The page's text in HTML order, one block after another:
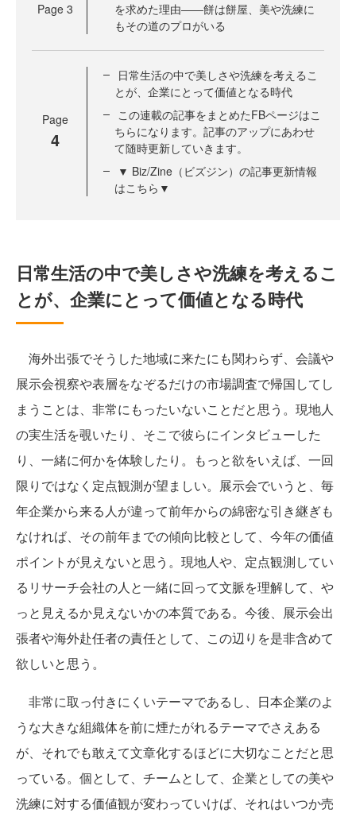
Page 3
を求めた理由――餅は餅屋、美や洗練に
もその道のプロがいる
Page
4
日常生活の中で美しさや洗練を考えるこ
とが、企業にとって価値となる時代
この連載の記事をまとめたFBページはこ
ちらになります。記事のアップにあわせ
て随時更新していきます。
▼ Biz/Zine（ビズジン）の記事更新情報
はこちら▼
日常生活の中で美しさや洗練を考えるこ
とが、企業にとって価値となる時代
海外出張でそうした地域に来たにも関わらず、会議や
展示会視察や表層をなぞるだけの市場調査で帰国してし
まうことは、非常にもったいないことだと思う。現地人
の実生活を覗いたり、そこで彼らにインタビューした
り、一緒に何かを体験したり。もっと欲をいえば、一回
限りではなく定点観測が望ましい。展示会でいうと、毎
年企業から来る人が違って前年からの綿密な引き継ぎも
なければ、その前年までの傾向比較として、今年の価値
ポイントが見えないと思う。現地人や、定点観測してい
るリサーチ会社の人と一緒に回って文脈を理解して、や
っと見えるか見えないかの本質である。今後、展示会出
張者や海外赴任者の責任として、この辺りを是非含めて
欲しいと思う。
非常に取っ付きにくいテーマであるし、日本企業のよ
うな大きな組織体を前に煙たがれるテーマでさえある
が、それでも敢えて文章化するほどに大切なことだと思
っている。個として、チームとして、企業としての美や
洗練に対する価値観が変わっていけば、それはいつか売